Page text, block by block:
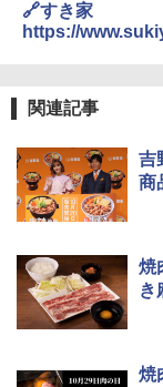
🔗すき家
https://
関連記事
吉
商
焼
き
焼